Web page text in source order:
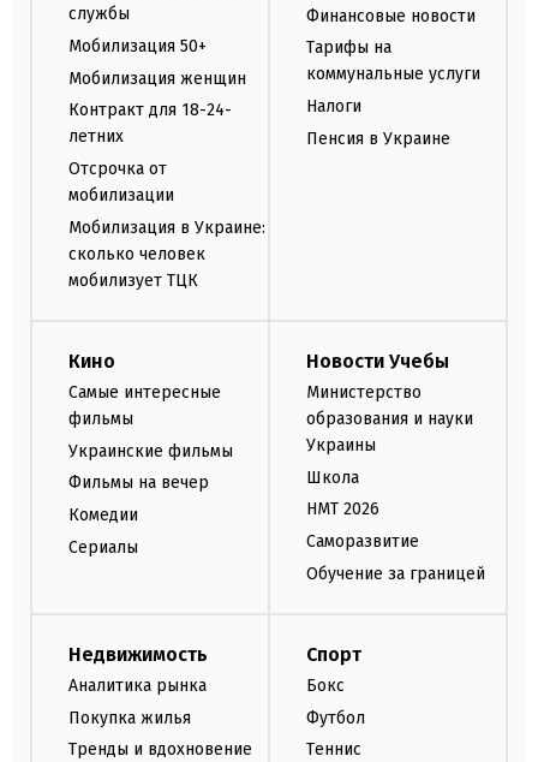
службы
Мобилизация 50+
Мобилизация женщин
Контракт для 18-24-
летних
Отсрочка от
мобилизации
Мобилизация в Украине:
сколько человек
мобилизует ТЦК
Финансовые новости
Тарифы на
коммунальные услуги
Налоги
Пенсия в Украине
Кино
Самые интересные
фильмы
Украинские фильмы
Фильмы на вечер
Комедии
Сериалы
Новости Учебы
Министерство
образования и науки
Украины
Школа
НМТ 2026
Саморазвитие
Обучение за границей
Недвижимость
Аналитика рынка
Покупка жилья
Тренды и вдохновение
Спорт
Бокс
Футбол
Теннис